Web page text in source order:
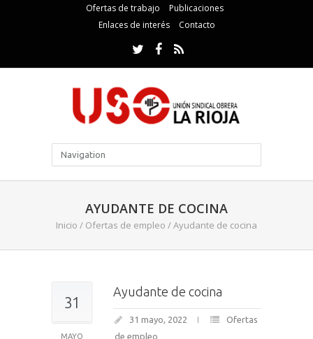
Ofertas de trabajo
Publicaciones
Enlaces de interés
Contacto
AYUDANTE DE COCINA
Inicio / Ofertas de empleo /Ayudante de cocina
31
MAYO
Ayudante de cocina
31 mayo, 2022
Ofertas
de empleo